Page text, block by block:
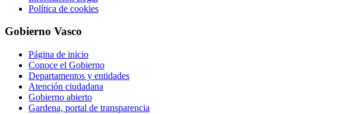
Política de cookies
Gobierno Vasco
Página de inicio
Conoce el Gobierno
Departamentos y entidades
Atención ciudadana
Gobierno abierto
Gardena, portal de transparencia